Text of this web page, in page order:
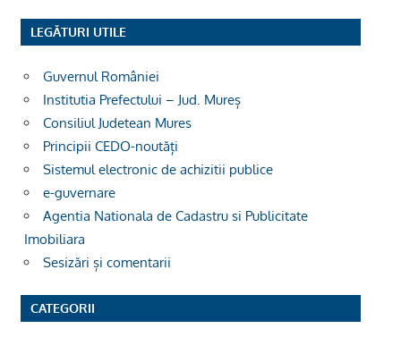
LEGĂTURI UTILE
Guvernul României
Institutia Prefectului – Jud. Mureș
Consiliul Judetean Mures
Principii CEDO-noutăți
Sistemul electronic de achizitii publice
e-guvernare
Agentia Nationala de Cadastru si Publicitate
Imobiliara
Sesizări și comentarii
CATEGORII